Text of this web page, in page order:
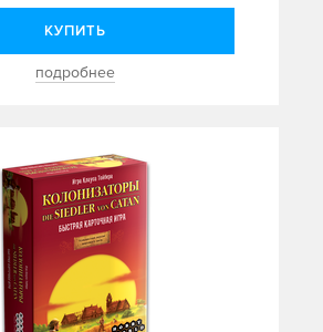
КУПИТЬ
подробнее